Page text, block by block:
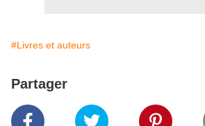
#Livres et auteurs
Partager